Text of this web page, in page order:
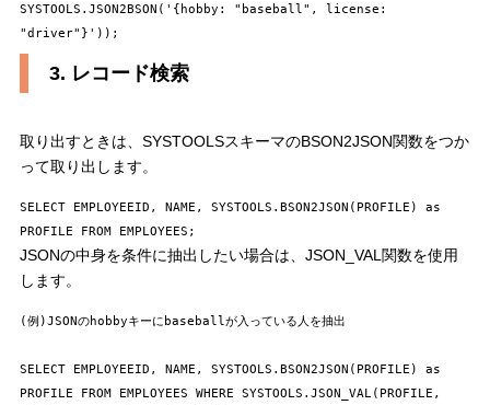
SYSTOOLS.JSON2BSON('{hobby: "baseball", license:
3. レコード検索
取り出すときは、SYSTOOLSスキーマのBSON2JSON関数をつか
って取り出します。
SELECT EMPLOYEEID, NAME, SYSTOOLS.BSON2JSON(PROFILE) as
JSONの中身を条件に抽出したい場合は、JSON_VAL関数を使用
します。
(例)JSONのhobbyキーにbaseballが入っている人を抽出
SELECT EMPLOYEEID, NAME, SYSTOOLS.BSON2JSON(PROFILE) as
PROFILE FROM EMPLOYEES WHERE SYSTOOLS.JSON_VAL(PROFILE,